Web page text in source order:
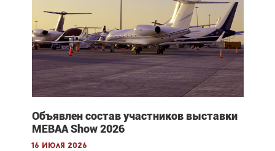
Объявлен состав участников выставки
MEBAA Show 2026
16 июля 2026